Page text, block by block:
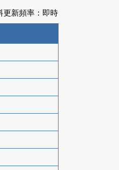
更新頻率：即時